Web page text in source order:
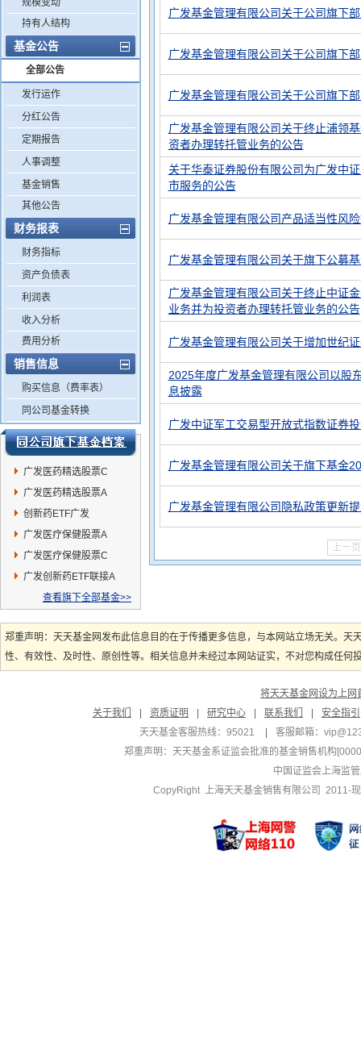
规模变动
持有人结构
基金公告
全部公告
发行运作
分红公告
定期报告
人事调整
基金销售
其他公告
财务报表
财务指标
资产负债表
利润表
收入分析
费用分析
销售信息
购买信息（费率表）
同公司基金转换
广发医药精选股票C
广发医药精选股票A
创新药ETF广发
广发医疗保健股票A
广发医疗保健股票C
广发创新药ETF联接A
查看旗下全部基金>>
广发基金管理有限公司关于公司旗下
广发基金管理有限公司关于公司旗下
广发基金管理有限公司关于公司旗下
广发基金管理有限公司关于终止浦领
资者办理转托管业务的公告
关于华泰证券股份有限公司为广发中
市服务的公告
广发基金管理有限公司产品适当性风
广发基金管理有限公司关于旗下公募
广发基金管理有限公司关于终止中证
业务并为投资者办理转托管业务的公告
广发基金管理有限公司关于增加世纪
2025年度广发基金管理有限公司以股
息披露
广发中证军工交易型开放式指数证券
广发基金管理有限公司关于旗下基金
广发基金管理有限公司隐私政策更新
上一页
郑重声明：天天基金网发布此信息目的在于传播更多信息，与本网站立场无关。
性、有效性、及时性、原创性等。相关信息并未经过本网站证实，不对您构成任
将天天基金网设为上网
关于我们
资质证明 研究中心 联系我们
安全指引
天天基金客服热线：95021
客服邮箱：
郑重声明： 天天基金系证监会批准的基金销售机构
中国证监会上海监
CopyRight 上海天天基金销售有限公司 2011-